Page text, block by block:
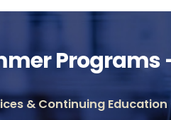
Programs
& Continuing